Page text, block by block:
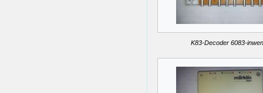
K83-Decoder 6083-